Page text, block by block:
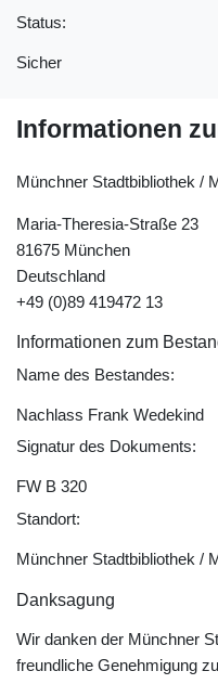
Status:
Sicher
Informationen
Münchner Stadtbibliothek /
Maria-Theresia-Straße 23
81675 München
Deutschland
+49 (0)89 419472 13
Informationen zum
Name des Bestandes:
Nachlass Frank Wedekind
Signatur des Dokuments:
FW B 320
Standort:
Münchner Stadtbibliothek /
Danksagung
Wir danken der Münchner
freundliche Genehmigung